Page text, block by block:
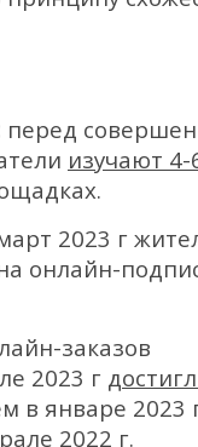
перед
изучают 4-
2023 г
онлайн-
заказов
2023 г
в январе 2023
2022 г.